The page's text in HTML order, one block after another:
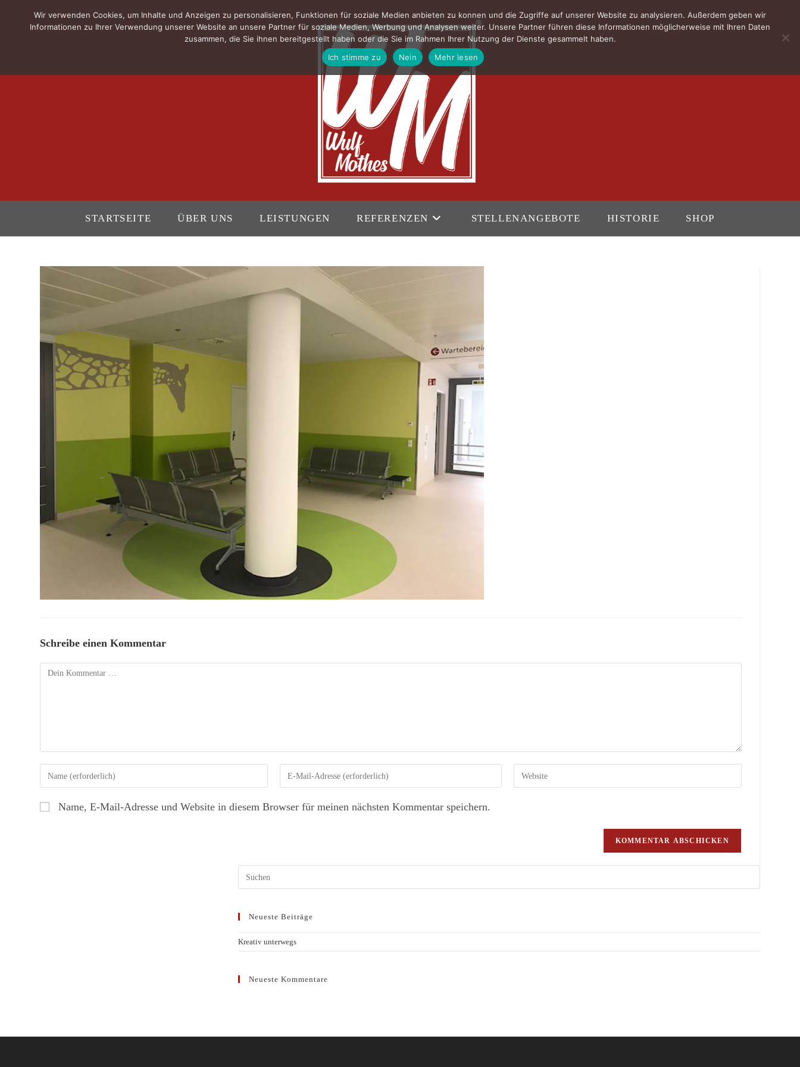
STARTSEITE ÜBER UNS LEISTUNGEN REFERENZEN STELLENANGEBOTE HISTORIE SHOP
Schreibe einen Kommentar
Name, E-Mail-Adresse und Website in diesem Browser für meinen nächsten Kommentar speichern.
Neueste Beiträge
Kreativ unterwegs
Neueste Kommentare
Wir verwenden Cookies, um Inhalte und Anzeigen zu personalisieren, Funktionen für soziale Medien anbieten zu konnen und die Zugriffe auf unserer Website zu analysieren. Außerdem geben wir
Informationen zu Ihrer Verwendung unserer Website an unsere Partner für soziale Medien, Werbung und Analysen weiter. Unsere Partner führen diese Informationen möglicherweise mit Ihren Daten
zusammen, die Sie ihnen bereitgestellt haben oder die Sie im Rahmen Ihrer Nutzung der Dienste gesammelt haben.
Ich stimme zu
Nein Mehr lesen